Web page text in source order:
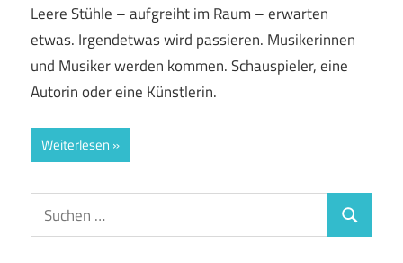
Leere Stühle – aufgreiht im Raum – erwarten
etwas. Irgendetwas wird passieren. Musikerinnen
und Musiker werden kommen. Schauspieler, eine
Autorin oder eine Künstlerin.
Weiterlesen
Suchen
nach:
Suchen